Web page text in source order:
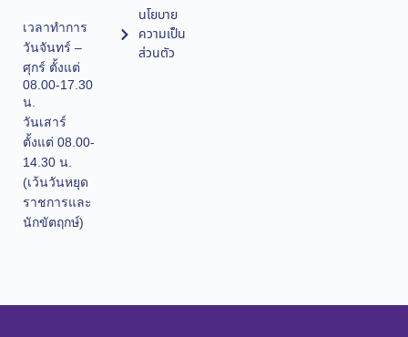
เวลาทำการ
วันจันทร์ –
ศุกร์ ตั้งแต่
08.00-17.30
น.
วันเสาร์
ตั้งแต่ 08.00-
14.30 น.
(เว้นวันหยุด
ราชการและ
นักขัตฤกษ์)
นโยบาย
ความเป็น
ส่วนตัว